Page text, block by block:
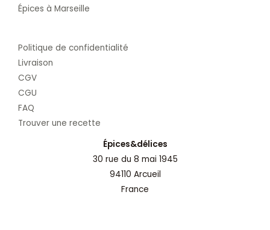
Épices à Marseille
Politique de confidentialité
Livraison
CGV
CGU
FAQ
Trouver une recette
Épices&délices
30 rue du 8 mai 1945
94110 Arcueil
France